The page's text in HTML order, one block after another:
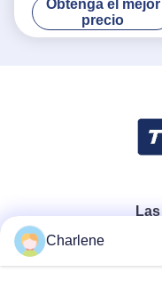
barrera diseñado
Obtenga el mejor
precio
Charlene